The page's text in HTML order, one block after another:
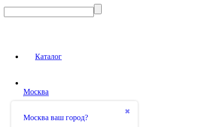
Каталог
Москва
✖
Москва ваш город?
0